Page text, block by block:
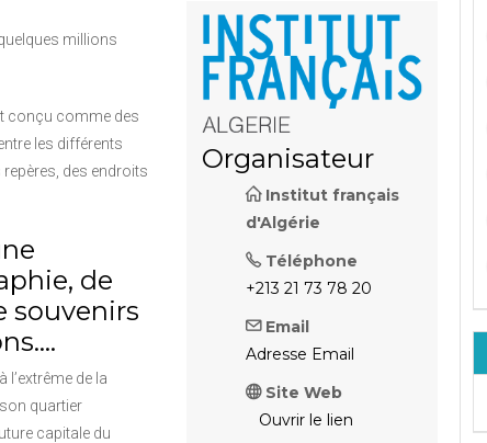
millions
conçu comme des
les différents
repères, des endroits
de
souvenirs
l’extrême de la
quartier
capitale du
Organisateur
Institut français
d'Algérie
Téléphone
+213 21 73 78 20
Email
Adresse Email
Site Web
Ouvrir le lien